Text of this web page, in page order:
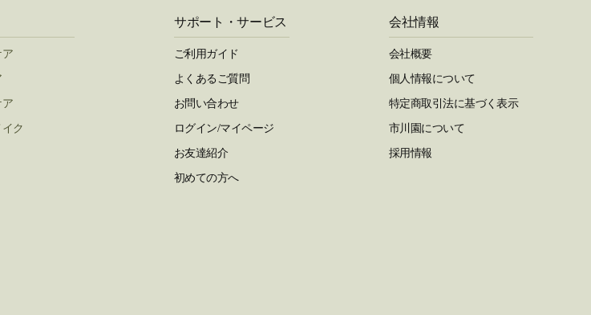
ア
ア
ク
サポート・サービス
ご利用ガイド
よくあるご質問
お問い合わせ
ログイン/マイページ
お友達紹介
初めての方へ
会社情報
会社概要
個人情報について
特定商取引法に基づく表示
市川園について
採用情報